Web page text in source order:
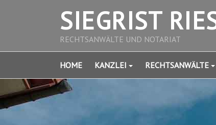
SIEGRIST
RECHTSANWÄLTE UND NOTARIAT
HOME KANZLEI RECHTSANWÄLTE